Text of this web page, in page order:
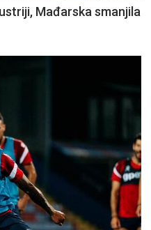
Mađarska smanjila